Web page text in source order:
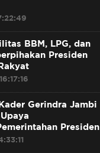
BBM, LPG, dan
Presiden
Gerindra Jambi
Presiden